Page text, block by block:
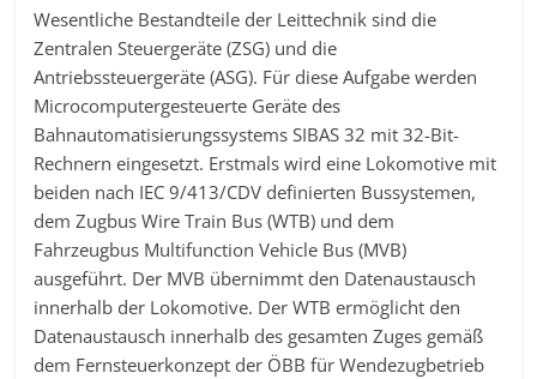
Wesentliche Bestandteile der Leittechnik sind die
Zentralen Steuergeräte (ZSG) und die
Antriebssteuergeräte (ASG). Für diese Aufgabe werden
Microcomputergesteuerte Geräte des
Bahnautomatisierungssystems SIBAS 32 mit 32-Bit-
Rechnern eingesetzt. Erstmals wird eine Lokomotive mit
beiden nach IEC 9/413/CDV definierten Bussystemen,
dem Zugbus Wire Train Bus (WTB) und dem
Fahrzeugbus Multifunction Vehicle Bus (MVB)
ausgeführt. Der MVB übernimmt den Datenaustausch
innerhalb der Lokomotive. Der WTB ermöglicht den
Datenaustausch innerhalb des gesamten Zuges gemäß
dem Fernsteuerkonzept der ÖBB für Wendezugbetrieb